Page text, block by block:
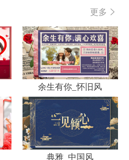
更多
热度
10313
热
余生有你_怀旧风
热度
9665
热
典雅_中国风